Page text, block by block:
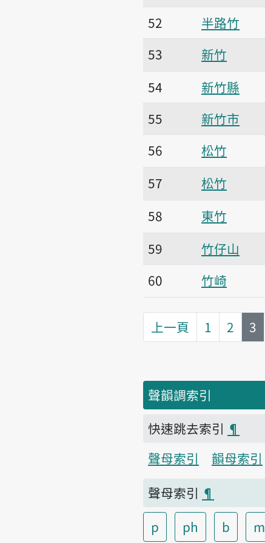
52
半路竹
53
新竹
54
新竹縣
55
新竹市
56
松竹
57
松竹
58
東竹
59
竹仔山
60
竹崎
上一頁 1 2 第
3
聲韻調索引
快速跳去索引 ¶
聲母索引
韻母索引
聲母索引 ¶
p
ph b m